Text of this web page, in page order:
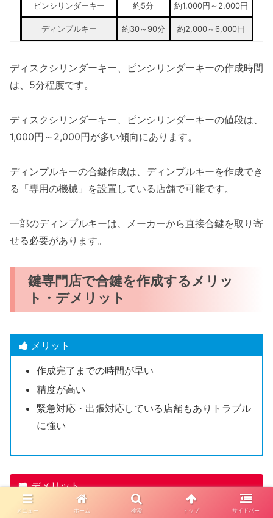
ピンシリンダーキー 約5分 約1,000円～2,000円
ディンプルキー 約30～90分 約2,000～6,000円
ディスクシリンダーキー、ピンシリンダーキーの作成時間
は、5分程度です。
ディスクシリンダーキー、ピンシリンダーキーの値段は、
1,000円～2,000円が多い傾向にあります。
ディンプルキーの合鍵作成は、ディンプルキーを作成でき
る「専用の機械」を設置している店舗で可能です。
一部のディンプルキーは、メーカーから直接合鍵を取り寄
せる必要があります。
鍵専門店で合鍵を作成するメリッ
ト・デメリット
メリット
作成完了までの時間が早い
精度が高い
緊急対応・出張対応している店舗もありトラブル
に強い
デメリット
一部のディンプルキーは店舗で合鍵作成できない
メニュー ホーム 検索 トップ サイドバー